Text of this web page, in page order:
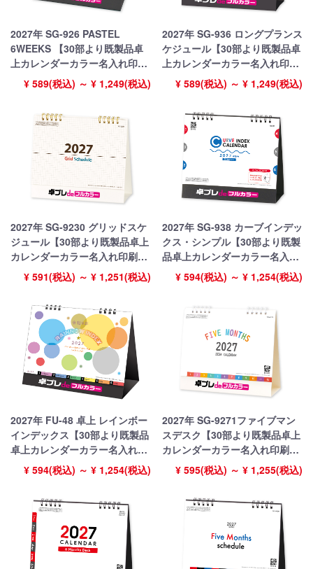
2027年 SG-926 PASTEL
6WEEKS 【30部より既製品卓
上カレンダーカラー名入れ印
刷】【卓プレdeフルカラー】搭
¥ 589(税込) ～ ¥ 1,249(税込)
2027年 SG-936 ロングプランス
ケジュール【30部より既製品卓
上カレンダーカラー名入れ印
刷】【卓プレdeフルカラー】搭
¥ 589(税込) ～ ¥ 1,249(税込)
2027年 SG-9230 グリッドスケ
ジュール【30部より既製品卓上
カレンダーカラー名入れ印刷】
【卓プレdeフルカラー】搭載
¥ 591(税込) ～ ¥ 1,251(税込)
2027年 SG-938 カーブインデッ
クス・シンプル【30部より既製
品卓上カレンダーカラー名入れ
印刷】【卓プレdeフルカラー】
搭載
¥ 594(税込) ～ ¥ 1,254(税込)
2027年 FU-48 卓上 レインボー
インデックス【30部より既製品
卓上カレンダーカラー名入れ印
刷】【卓プレdeフルカラー】搭
¥ 594(税込) ～ ¥ 1,254(税込)
2027年 SG-9271ファイブマン
スデスク【30部より既製品卓上
カレンダーカラー名入れ印刷】
【卓プレdeフルカラー】搭載
¥ 595(税込) ～ ¥ 1,255(税込)